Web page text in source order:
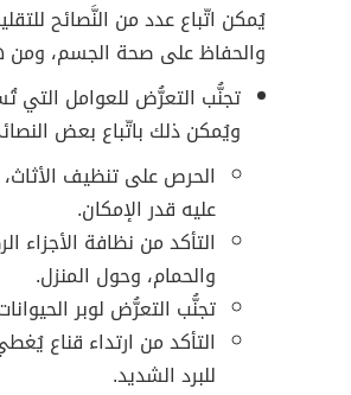
يُمكن اتّباع عدد من النَّصائح
والحفاظ على صحة الجسم، ومن
تجنُّب التعرُّض للعوامل التي
ويُمكن ذلك باتّباع بعض
الحرص على تنظيف الأثاث،
عليه قدر الإمكان.
التأكد من نظافة الأجزاء
والحمام، وحول المنزل.
تجنُّب التعرُّض لوبر
التأكد من ارتداء قناع
للبرد الشديد.